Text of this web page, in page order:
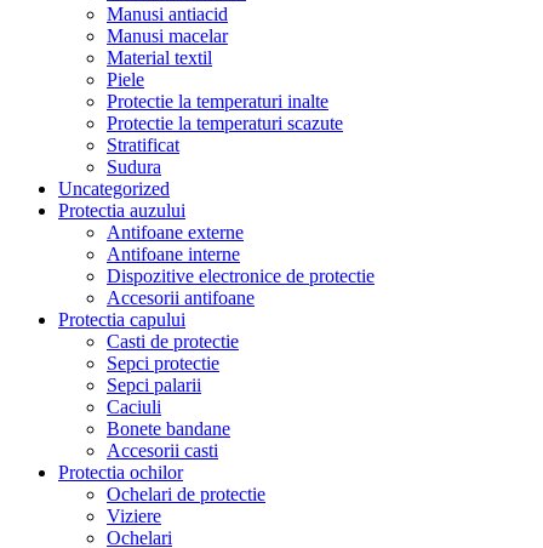
Manusi antiacid
Manusi macelar
Material textil
Piele
Protectie la temperaturi inalte
Protectie la temperaturi scazute
Stratificat
Sudura
Uncategorized
Protectia auzului
Antifoane externe
Antifoane interne
Dispozitive electronice de protectie
Accesorii antifoane
Protectia capului
Casti de protectie
Sepci protectie
Sepci palarii
Caciuli
Bonete bandane
Accesorii casti
Protectia ochilor
Ochelari de protectie
Viziere
Ochelari